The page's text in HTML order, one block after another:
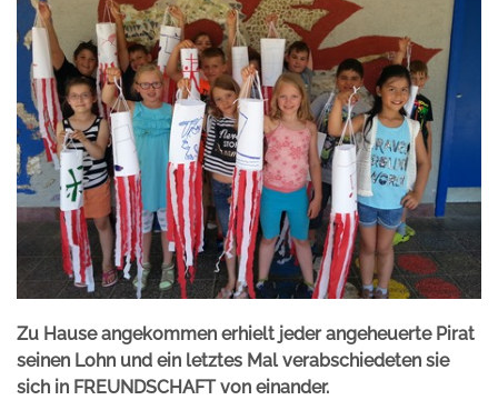
Zu Hause angekommen erhielt jeder angeheuerte Pirat
seinen Lohn und ein letztes Mal verabschiedeten sie
sich in FREUNDSCHAFT von einander.